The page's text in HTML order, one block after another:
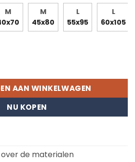
M
M
45x80
L
55x95
L
60x105
AAN WINKELWAGEN
NU KOPEN
de materialen